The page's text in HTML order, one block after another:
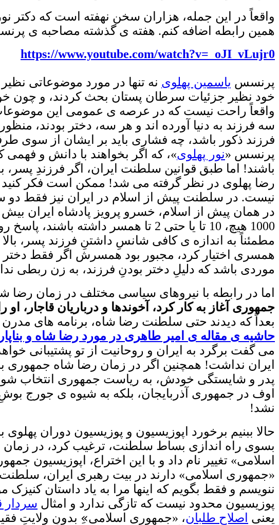
واقعاً در این جمله، هزاران سخن نهفته است که دکتر
همین رابطه اضافه کنم. هفته ی گذشته مصاحبه ی
https://www.youtube.com/watch?v=_oJI_vLujr0
پرنسس یاسمین پهلوی نه تنها در مورد موضوعاتی نظیر
خود نظیر جزئیات سرطان پستان بحث کردند، و چون
واقعاً راحت نیست که در عرصه ی عمومی این
سه فرزند به دنیا آورده اند و هر سه، دختر بودند،
فرزند ذکور باشد، چه فشاری باید بر ایشان از سوی
پرنسس «نور پهلوی»، که اگر بخواهند با دانش و فهمی
باشند! اما طبق قوانین سلطنت ایران، اگر فرزندِ
رضا پهلوی در نظر گرفته می شد! ممکن است فکر کنید
نیست. در سلطنت پیش از اسلام در ایران نیز فقط دو
مطمئناً به اندازه ی کافی شانسِ داشتنِ فرزند پسر،
همسری اختیار کرد، مجبور بود همسرش اگر فقط دختر
موردی باشد که دلیلِ دختر بودنِ فرزند، به زن ربطی
اما در رابطه با نیروهای سیاسی مختلف در زمان رضا
جمهوری آغاز به کار کرد، آخوندها و درباریان قاجار،
بعداً که دیدند حتی سلطنت رضا شاه، برنامه های
حاشیه ی مقاله ی امیر طاهری در مورد رضا شاه و
می گفت برگرد به ایران و روحانیت از تو پشتیبانی
ایران نداشت! همچنین اگر در زمان رضا شاه جمهوری
پدر و شایستگی خودش، به ریاست جمهوری انتخاب
اوف در جمهوری آذربایجان، بلکه به شیوه ی جورج
نشد!
حالا ببنیم برخورد اپوزیسیون و پوزیسیون دوران
اسلامی» تغییر نام داد و با این اختراع، اپوزیسیون
«جمهوری اسلامی» دارند در بیت رهبری ایران، سلطنت
ننویسم و فقط بگویم که اینها مرا به یاد داستان
پوزیسیون محدود نیست که تازگی ندارد و امثال سردار
یعنی اصلاح طلبان، «جمهوری اسلامی»ِ بدونِ ولایتِ